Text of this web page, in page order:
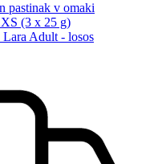
pastinak v omaki
(3 x 25 g)
Lara Adult - losos